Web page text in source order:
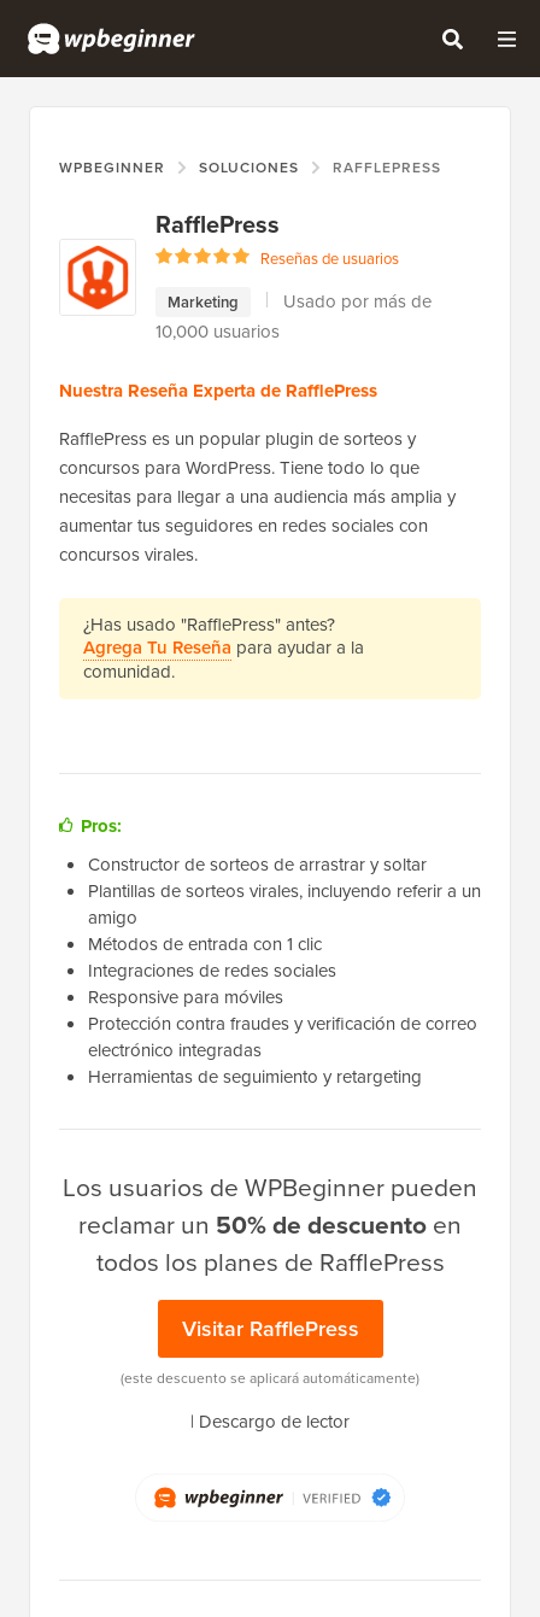
WPBEGINNER SOLUCIONES RAFFLEPRESS
RafflePress
Reseñas de usuarios
Marketing
Usado por más de
10,000 usuarios
Nuestra Reseña Experta de RafflePress
RafflePress es un popular plugin de sorteos y
concursos para WordPress. Tiene todo lo que
necesitas para llegar a una audiencia más amplia y
aumentar tus seguidores en redes sociales con
concursos virales.
¿Has usado "RafflePress" antes?
Agrega Tu Reseña para ayudar a la
comunidad.
Pros:
Constructor de sorteos de arrastrar y soltar
Plantillas de sorteos virales, incluyendo referir a un
amigo
Métodos de entrada con 1 clic
Integraciones de redes sociales
Responsive para móviles
Protección contra fraudes y verificación de correo
electrónico integradas
Herramientas de seguimiento y retargeting
Los usuarios de WPBeginner pueden
reclamar un 50% de descuentoen
todos los planes de RafflePress
Visitar RafflePress
(este descuento se aplicará automáticamente)
| Descargo de lector